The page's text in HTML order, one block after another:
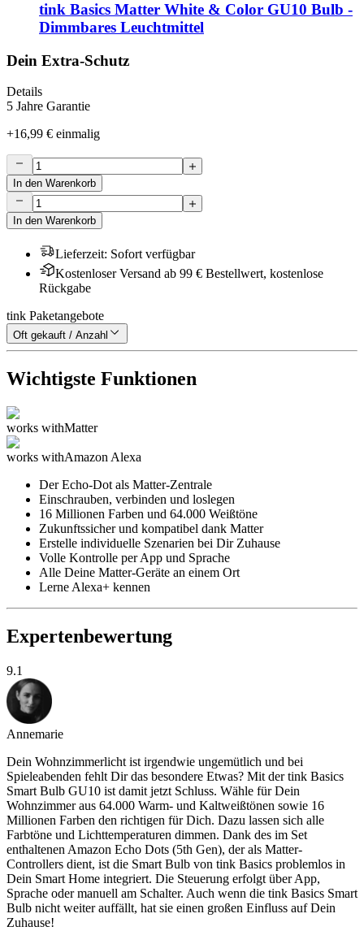
tink Basics Matter White & Color GU10 Bulb -
Dimmbares Leuchtmittel
Dein Extra-Schutz
Details
5 Jahre Garantie
+16,99 € einmalig
In den Warenkorb
In den Warenkorb
Lieferzeit: Sofort verfügbar
Kostenloser Versand ab 99 € Bestellwert, kostenlose
Rückgabe
tink Paketangebote
Oft gekauft / Anzahl
Wichtigste Funktionen
works withMatter
works withAmazon Alexa
Der Echo-Dot als Matter-Zentrale
Einschrauben, verbinden und loslegen
16 Millionen Farben und 64.000 Weißtöne
Zukunftssicher und kompatibel dank Matter
Erstelle individuelle Szenarien bei Dir Zuhause
Volle Kontrolle per App und Sprache
Alle Deine Matter-Geräte an einem Ort
Lerne Alexa+ kennen
Expertenbewertung
9.1
Annemarie
Dein Wohnzimmerlicht ist irgendwie ungemütlich und bei
Spieleabenden fehlt Dir das besondere Etwas? Mit der tink Basics
Smart Bulb GU10 ist damit jetzt Schluss. Wähle für Dein
Wohnzimmer aus 64.000 Warm- und Kaltweißtönen sowie 16
Millionen Farben den richtigen für Dich. Dazu lassen sich alle
Farbtöne und Lichttemperaturen dimmen. Dank des im Set
enthaltenen Amazon Echo Dots (5th Gen), der als Matter-
Controllers dient, ist die Smart Bulb von tink Basics problemlos in
Dein Smart Home integriert. Die Steuerung erfolgt über App,
Sprache oder manuell am Schalter. Auch wenn die tink Basics Smart
Bulb nicht weiter auffällt, hat sie einen großen Einfluss auf Dein
Zuhause!